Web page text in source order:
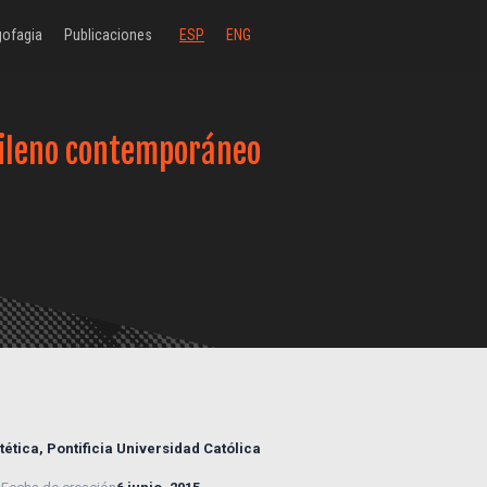
ESP ENG
Publicaciones
contemporáneo
Pontificia Universidad Católica